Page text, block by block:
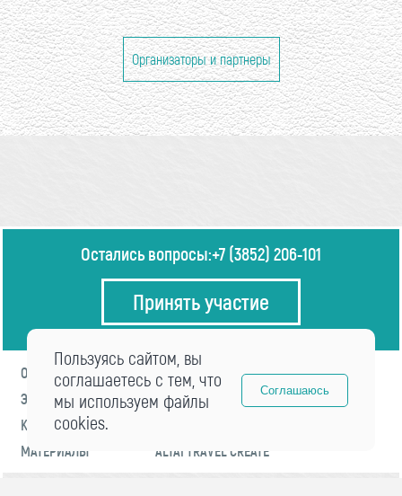
Организаторы и партнеры
Остались вопросы:+7 (3852) 206-101
Принять участие
О ФОРУМЕ
ПРОГРАММА
ЭКСПЕРТЫ
НОВОСТИ
КОНТАКТЫ
МАТЕРИАЛЫ
ALTAI TRAVEL CREATE
Пользуясь сайтом, вы
соглашаетесь с тем, что
мы используем файлы
cookies.
Соглашаюсь